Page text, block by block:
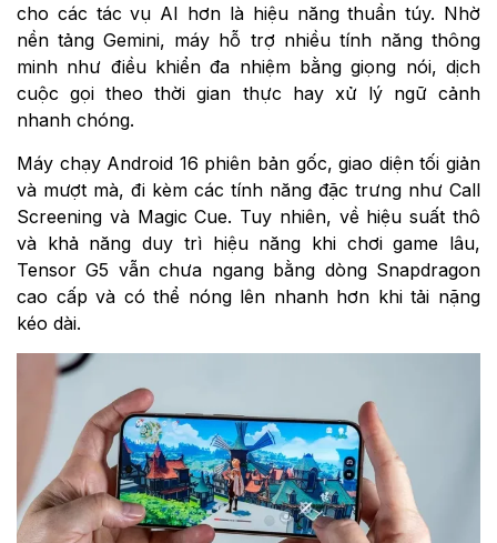
cho các tác vụ AI hơn là hiệu năng thuần túy. Nhờ
nền tảng Gemini, máy hỗ trợ nhiều tính năng thông
minh như điều khiển đa nhiệm bằng giọng nói, dịch
cuộc gọi theo thời gian thực hay xử lý ngữ cảnh
nhanh chóng.
Máy chạy Android 16 phiên bản gốc, giao diện tối giản
và mượt mà, đi kèm các tính năng đặc trưng như Call
Screening và Magic Cue. Tuy nhiên, về hiệu suất thô
và khả năng duy trì hiệu năng khi chơi game lâu,
Tensor G5 vẫn chưa ngang bằng dòng Snapdragon
cao cấp và có thể nóng lên nhanh hơn khi tải nặng
kéo dài.